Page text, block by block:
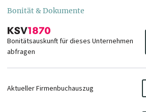
Bonität & Dokumente
Bonitätsauskunft für dieses Unternehmen
abfragen
Aktueller Firmenbuchauszug